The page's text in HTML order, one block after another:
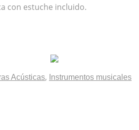
con estuche incluido.
Acústicas, Instrumentos musicales